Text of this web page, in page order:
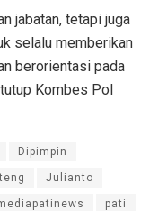
jabatan, tetapi juga
selalu memberikan
berorientasi pada
Kombes Pol
Dipimpin
Julianto
pati